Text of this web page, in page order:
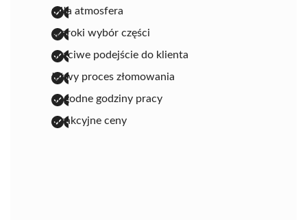
miła atmosfera
szeroki wybór części
uczciwe podejście do klienta
łatwy proces złomowania
dogodne godziny pracy
atrakcyjne ceny